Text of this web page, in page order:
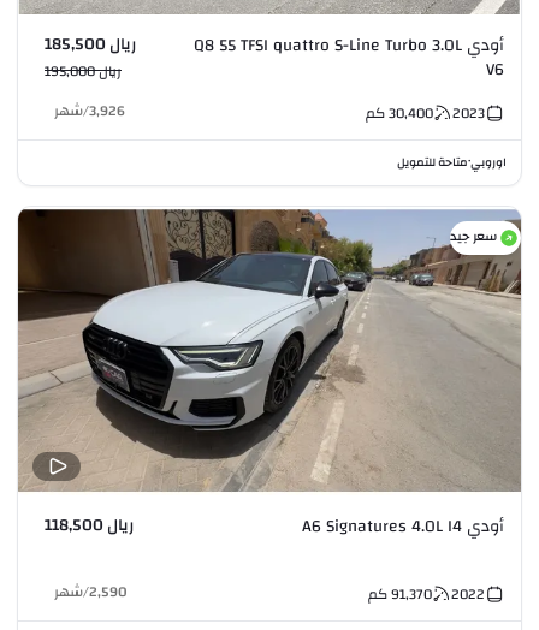
أودي Q8 55 TFSI quattro S-Line Turbo 3.0L
V6
ريال 185,500
ريال 195,000
2023
30,400كم 3,926
/شهر
اوروبي•متاحة للتمويل
سعر جيد
أودي A6 Signatures 4.0L I4 ريال 118,500
2022
91,370كم 2,590
/شهر